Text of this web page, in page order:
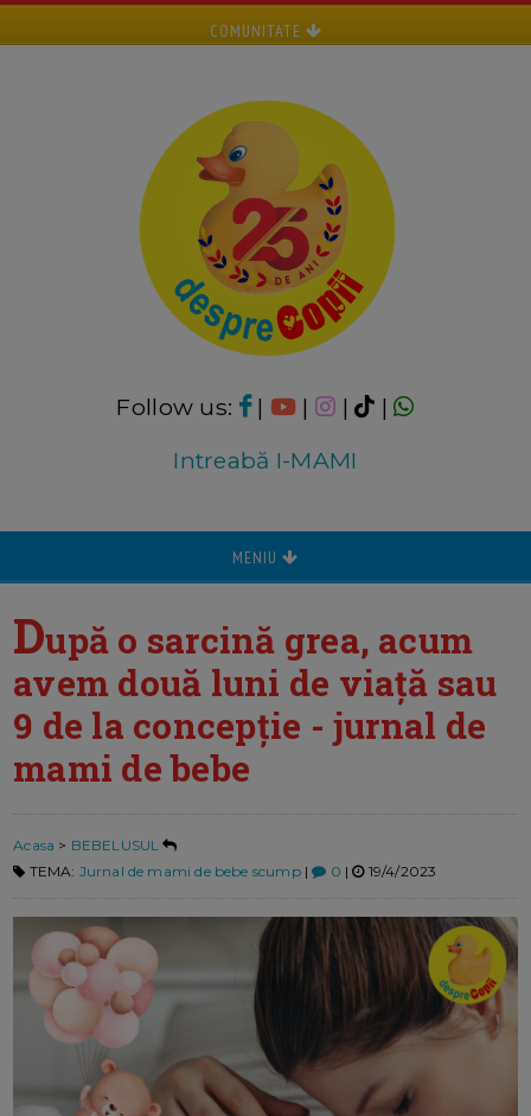
COMUNITATE
Follow us: | | |
|
Intreabă I-MAMI
MENIU
După o sarcină grea, acum
avem două luni de viață sau
9 de la concepție - jurnal de
mami de bebe
Acasa > BEBELUSUL
TEMA: Jurnal de mami de bebe scump| 0 | 19/4/2023